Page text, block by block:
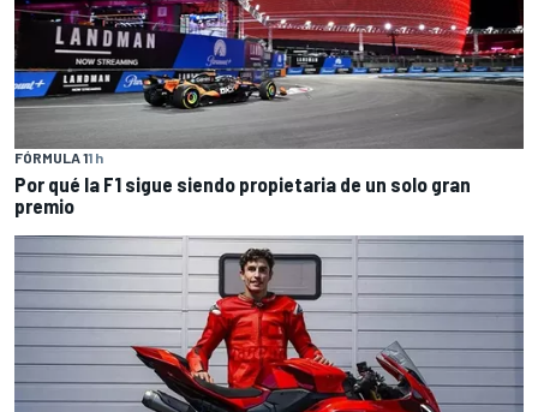
FÓRMULA 11 h
Por qué la F1 sigue siendo propietaria de un solo gran
premio